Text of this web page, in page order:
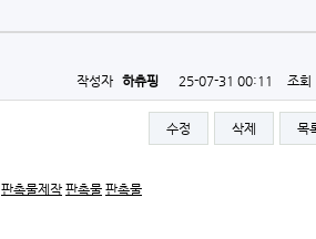
작성자 하츄핑 25-07-31 00:11 조회
수정 삭제 목
판촉물제작 판촉물 판촉물